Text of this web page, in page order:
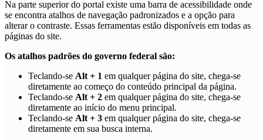
Na parte superior do portal existe uma barra de acessibilidade onde
se encontra atalhos de navegação padronizados e a opção para
alterar o contraste. Essas ferramentas estão disponíveis em todas as
páginas do site.
Os atalhos padrões do governo federal são:
Teclando-se Alt + 1 em qualquer página do site, chega-se
diretamente ao começo do conteúdo principal da página.
Teclando-se Alt + 2 em qualquer página do site, chega-se
diretamente ao início do menu principal.
Teclando-se Alt + 3 em qualquer página do site, chega-se
diretamente em sua busca interna.